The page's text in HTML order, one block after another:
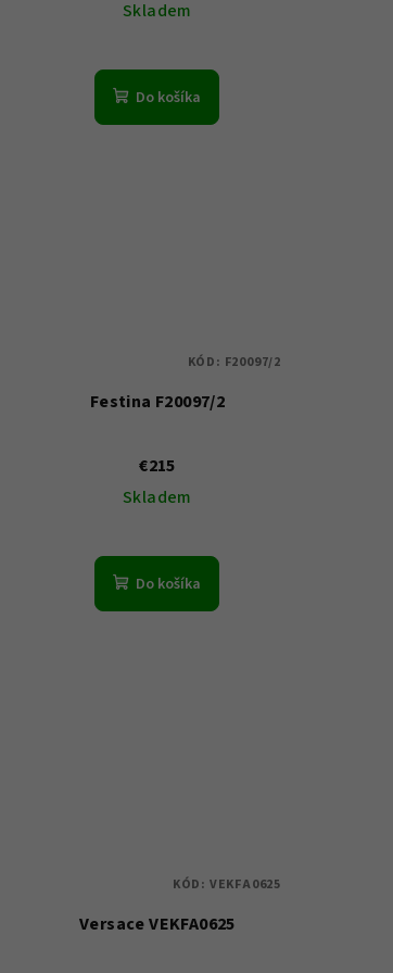
Skladem
Do košíka
Festina F20097/2
€215
Skladem
Do košíka
KÓD: F20097/2
Versace VEKFA0625
KÓD: VEKFA0625